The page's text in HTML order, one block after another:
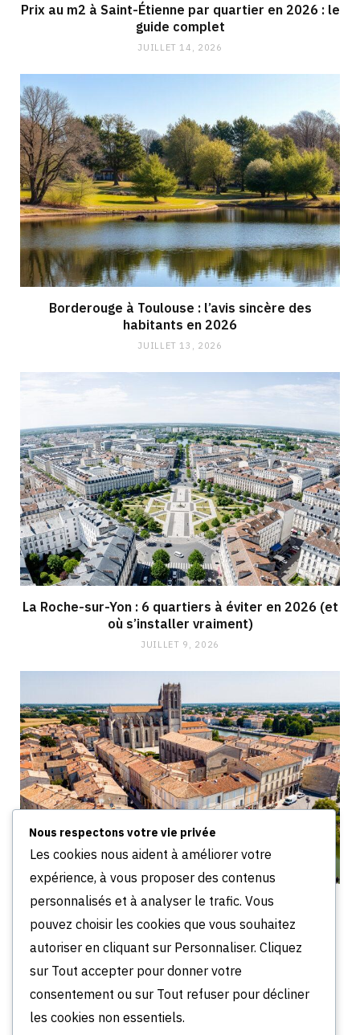
Prix au m2 à Saint-Étienne par quartier en 2026 : le
guide complet
JUILLET 14, 2026
Borderouge à Toulouse : l’avis sincère des
habitants en 2026
JUILLET 13, 2026
La Roche-sur-Yon : 6 quartiers à éviter en 2026 (et
où s’installer vraiment)
JUILLET 9, 2026
Narbonne : 4 quartiers à éviter absolument en
2026 (et où s’installer)
JUILLET 9, 2026
Comments are closed.
Nous respectons votre vie privée
Les cookies nous aident à améliorer votre
expérience, à vous proposer des contenus
personnalisés et à analyser le trafic. Vous
pouvez choisir les cookies que vous souhaitez
autoriser en cliquant sur Personnaliser. Cliquez
sur Tout accepter pour donner votre
consentement ou sur Tout refuser pour décliner
les cookies non essentiels.